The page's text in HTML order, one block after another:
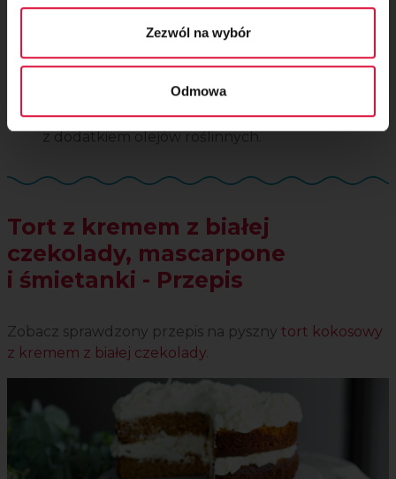
Zezwól na wybór
Odmowa
ubiciem (min. 7 h),
Krem z białej czekolady dobrze
babeczek,
Użyj dobrej jakości, prawdziwej
z tłuszczem kakaowym, a nie takiej
z dodatkiem olejów roślinnych.
Tort z kremem z białej
czekolady, mascarpone
i śmietanki - Przepis
Zobacz sprawdzony przepis na pyszny tort kokosowy
z kremem z białej czekolady.